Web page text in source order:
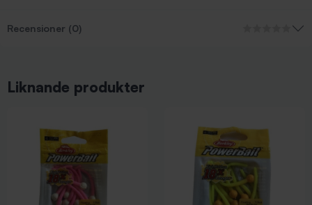
Recensioner (0)
Liknande produkter